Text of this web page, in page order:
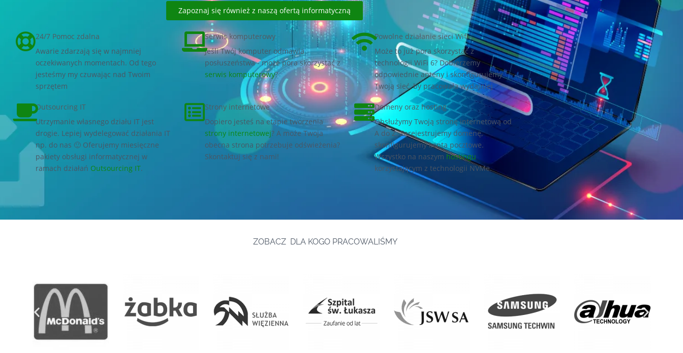
Zapoznaj się również z naszą ofertą informatyczną
24/7 Pomoc zdalna
Awarie zdarzają się w najmniej
oczekiwanych momentach. Od tego
jesteśmy my czuwając nad Twoim
sprzętem
Serwis komputerowy
Jeśli Twój komputer odmawia
posłuszeństwa - może pora skorzystać z
serwis komputerowy?
Powolne działanie sieci Wifi
Może to już pora skorzystać z
technologii WiFi 6? Dobierzemy
odpowiednie anteny i skonfigurujemy
Twoją sieć, by pracowała wydajniej
Outsourcing IT
Utrzymanie własnego działu IT jest
drogie. Lepiej wydelegować działania IT
np. do nas 🙂 Oferujemy miesięczne
pakiety obsługi informatycznej w
ramach działań Outsourcing IT.
Strony internetowe
Dopiero jesteś na etapie tworzenia
strony internetowej? A może Twoja
obecna strona potrzebuje odświeżenia?
Skontaktuj się z nami!
Domeny oraz hosting
Obsłużymy Twoją stronę internetową od
A do Z. Zarejestrujemy domenę,
skonfigurujemy konta pocztowe.
Wszystko na naszymhostingu
korzystającym z technologii NVMe.
ZOBACZ DLA KOGO PRACOWALIŚMY